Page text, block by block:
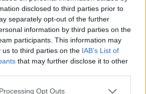
disclosed to third parties prior to
separately opt-out of the further
information by third parties on the
participants. This information may
us to third parties on the IAB’s List of
that may further disclose it to other
website/app uses one or more Google
Opt Outs